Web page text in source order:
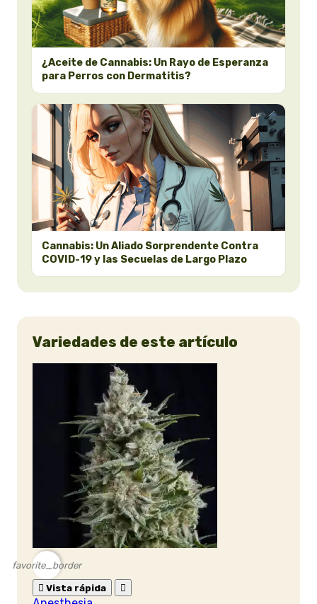
¿Aceite de Cannabis: Un Rayo de Esperanza
para Perros con Dermatitis?
Cannabis: Un Aliado Sorprendente Contra
COVID-19 y las Secuelas de Largo Plazo
Variedades de este artículo
favorite_border
 Vista rápida 